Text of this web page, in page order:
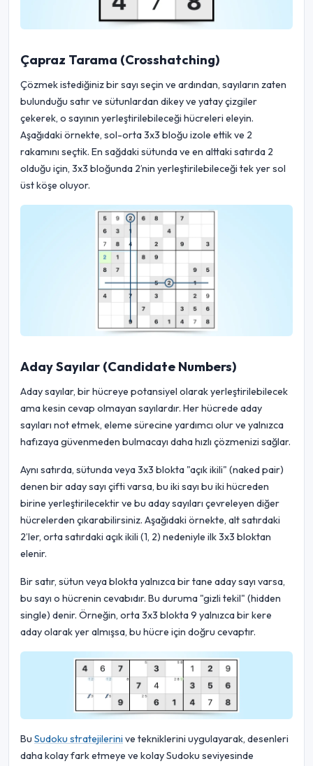
Çapraz Tarama (Crosshatching)
Çözmek istediğiniz bir sayı seçin ve ardından, sayıların zaten
bulunduğu satır ve sütunlardan dikey ve yatay çizgiler
çekerek, o sayının yerleştirilebileceği hücreleri eleyin.
Aşağıdaki örnekte, sol-orta 3x3 bloğu izole ettik ve 2
rakamını seçtik. En sağdaki sütunda ve en alttaki satırda 2
olduğu için, 3x3 bloğunda 2’nin yerleştirilebileceği tek yer sol
üst köşe oluyor.
Aday Sayılar (Candidate Numbers)
Aday sayılar, bir hücreye potansiyel olarak yerleştirilebilecek
ama kesin cevap olmayan sayılardır. Her hücrede aday
sayıları not etmek, eleme sürecine yardımcı olur ve yalnızca
hafızaya güvenmeden bulmacayı daha hızlı çözmenizi sağlar.
Aynı satırda, sütunda veya 3x3 blokta "açık ikili" (naked pair)
denen bir aday sayı çifti varsa, bu iki sayı bu iki hücreden
birine yerleştirilecektir ve bu aday sayıları çevreleyen diğer
hücrelerden çıkarabilirsiniz. Aşağıdaki örnekte, alt satırdaki
2’ler, orta satırdaki açık ikili (1, 2) nedeniyle ilk 3x3 bloktan
elenir.
Bir satır, sütun veya blokta yalnızca bir tane aday sayı varsa,
bu sayı o hücrenin cevabıdır. Bu duruma "gizli tekil" (hidden
single) denir. Örneğin, orta 3x3 blokta 9 yalnızca bir kere
aday olarak yer almışsa, bu hücre için doğru cevaptır.
Bu Sudoku stratejilerini ve tekniklerini uygulayarak, desenleri
daha kolay fark etmeye ve kolay Sudoku seviyesinde